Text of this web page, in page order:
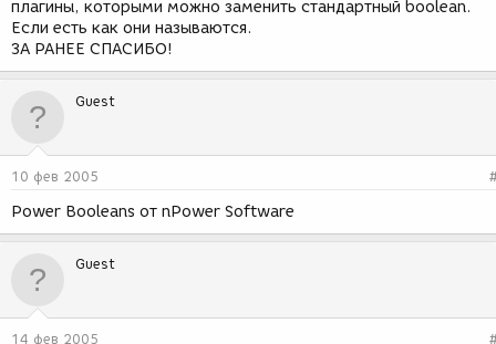
плагины, которыми можно заменить стандартный boolean.
Если есть как они называются.
ЗА РАНЕЕ СПАСИБО!
Guest
10 фев 2005
Power Booleans от nPower Software
Guest
14 фев 2005